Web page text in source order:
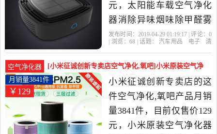
元，太阳能车载空气净化
器消除异味烟味除甲醛雾
霾pm2.5汽车内用USB版是
汽车用品,电子,清洗,改装当
中性价比很高的车用氧吧,
空气净化器，由上海发
货。
发布时间：2019-04-29 01:19:17 | 评论： 0
| 浏览：68 | 话题： 汽车用品 电子
清
空气净化器
[小米征诚创新专卖店空气净化,氧吧]小米原装空气净
化器抗菌版滤芯1代2代月销量3841件仅售129元
￥129
月销量3841件
小米征诚创新专卖店的这
件空气净化,氧吧产品月销
量3841件，目前仅售价129
元，小米原装空气净化器